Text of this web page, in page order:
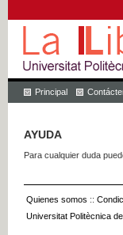
Principal
AYUDA
Para cualquier duda
Quienes somos ::
Universitat Politècnica